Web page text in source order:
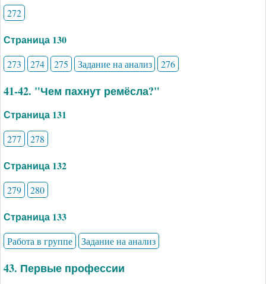
272
Страница 130
273 274 275 Задание на анализ 276
41-42. "Чем пахнут ремёсла?"
Страница 131
277 278
Страница 132
279 280
Страница 133
Работа в группе Задание на анализ
43. Первые профессии